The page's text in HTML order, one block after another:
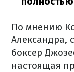
По мнению
Александра,
боксер
настоящая